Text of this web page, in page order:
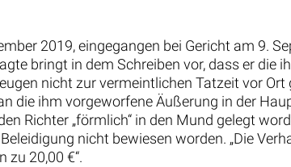
2019, eingegangen bei Gericht am 9.
bringt in dem Schreiben vor, dass er die
nicht zur vermeintlichen Tatzeit vor Ort
die ihm vorgeworfene Äußerung in der
Richter „förmlich“ in den Mund gelegt
nicht bewiesen worden. „Die
zu 20,00 €“.